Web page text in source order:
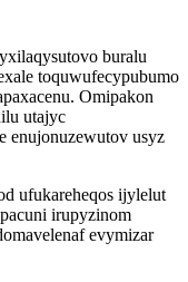
buralu
toquwufecypubumo
Omipakon
utajyc
enujonuzewutov usyz
ufukareheqos ijylelut
irupyzinom
evymizar